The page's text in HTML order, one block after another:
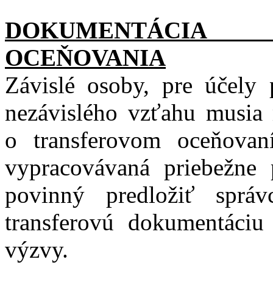
OCEŇOVANIA
Závislé osoby, pre účely
nezávislého vzťahu
o transferovom
vypracovávaná
povinný predložiť
transferovú
výzvy.